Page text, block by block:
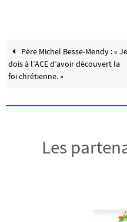
Père Michel Besse-Mendy : « Je
dois à l’ACE d’avoir découvert la
foi chrétienne. »
Les